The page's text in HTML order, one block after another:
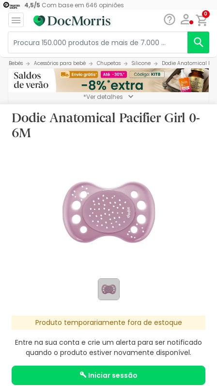
4,5/5 Com base em 646 opiniões
0
Bebés Acessórios para bebé Chupetas Silicone Dodie Anatomical
*Ver detalhes
Dodie Anatomical Pacifier Girl 0-
6M
Produto temporariamente fora de estoque
Entre na sua conta e crie um alerta para ser notificado
quando o produto estiver novamente disponível.
iniciar sessão